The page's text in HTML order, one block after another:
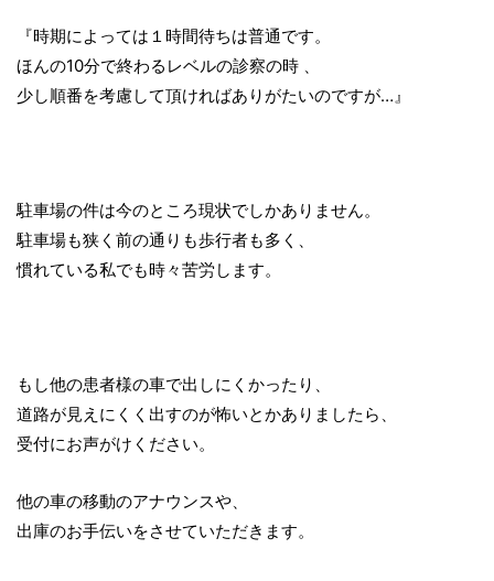
『時期によっては１時間待ちは普通です。
ほんの10分で終わるレベルの診察の時 、
少し順番を考慮して頂ければありがたいのですが…』
駐車場の件は今のところ現状でしかありません。
駐車場も狭く前の通りも歩行者も多く、
慣れている私でも時々苦労します。
もし他の患者様の車で出しにくかったり、
道路が見えにくく出すのが怖いとかありましたら、
受付にお声がけください。
他の車の移動のアナウンスや、
出庫のお手伝いをさせていただきます。